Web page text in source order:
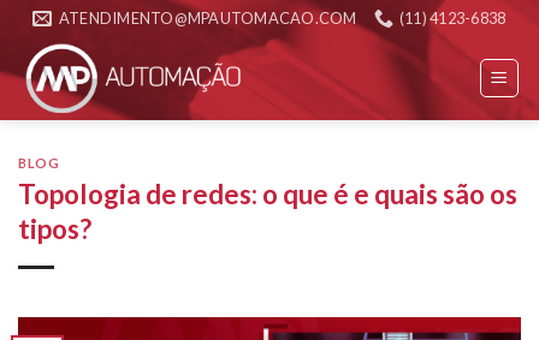
Skip
content
ATENDIMENTO@MPAUTOMACAO.COM (11) 4123-6838
BLOG
Topologia de redes: o que é e quais são os
tipos?